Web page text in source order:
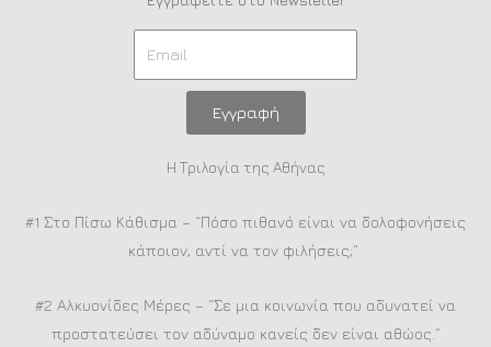
Εγγραφή
Η Τριλογία της Αθήνας
#1 Στο Πίσω Κάθισμα – “Πόσο πιθανό είναι να δολοφονήσεις
κάποιον, αντί να τον φιλήσεις;”
#2 Αλκυονίδες Μέρες – “Σε μια κοινωνία που αδυνατεί να
προστατεύσει τον αδύναμο κανείς δεν είναι αθώος.”